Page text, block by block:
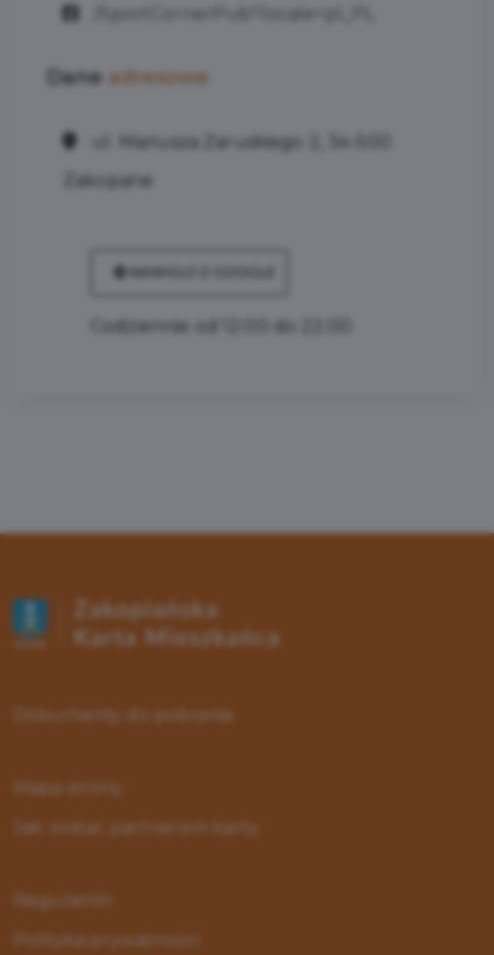
Dane adresowe
ul. Mariusza Zaruskiego 2, 34-500
Zakopane
Codziennie od 12:00 do 22:00
Dokumenty do pobrania
Mapa strony
Jak zostać partnerem karty
Regulamin
Polityka prywatności